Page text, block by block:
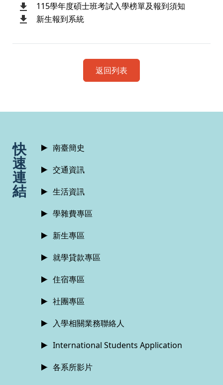
115學年度碩士班考試入學榜單及報到須知
新生報到系統
返回列表
:::
快
速
連
結
南臺簡史
交通資訊
生活資訊
學雜費專區
新生專區
就學貸款專區
住宿專區
社團專區
入學相關業務聯絡人
International Students Application
各系所影片